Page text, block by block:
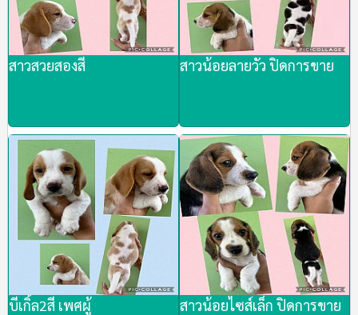
สาวสวยสองสี สาวน้อยลายวัว ปิดการขาย
บีเกิ้ล2สี เพศผู้ สาวน้อยไซส์เล็ก ปิดการขาย